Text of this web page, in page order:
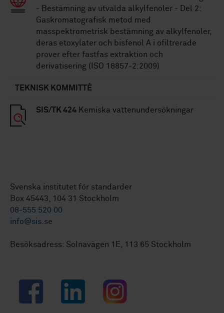
- Bestämning av utvalda alkylfenoler - Del 2:
Gaskromatografisk metod med
masspektrometrisk bestämning av alkylfenoler,
deras etoxylater och bisfenol A i ofiltrerade
prover efter fastfas extraktion och
derivatisering (ISO 18857-2:2009)
TEKNISK KOMMITTÉ
SIS/TK 424 Kemiska vattenundersökningar
Svenska institutet för standarder
Box 45443, 104 31 Stockholm
08-555 520 00
info@sis.se
Besöksadress: Solnavägen 1E, 113 65 Stockholm
Facebook LinkedIn Instagram